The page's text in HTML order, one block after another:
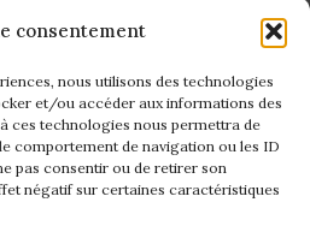
consentement
nous utilisons des technologies
et/ou accéder aux informations des
ces technologies nous permettra de
comportement de navigation ou les ID
pas consentir ou de retirer son
négatif sur certaines caractéristiques